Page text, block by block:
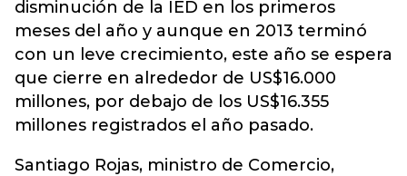
disminución de la IED en los primeros
meses del año y aunque en 2013 terminó
con un leve crecimiento, este año se espera
que cierre en alrededor de US$16.000
millones, por debajo de los US$16.355
millones registrados el año pasado.
Santiago Rojas, ministro de Comercio,